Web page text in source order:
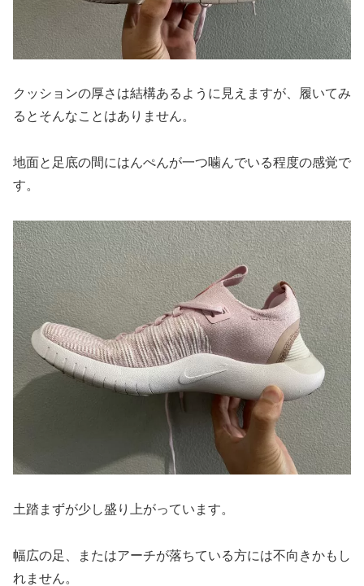
クッションの厚さは結構あるように見えますが、履いてみ
るとそんなことはありません。
地面と足底の間にはんぺんが一つ噛んでいる程度の感覚で
す。
土踏まずが少し盛り上がっています。
幅広の足、またはアーチが落ちている方には不向きかもし
れません。